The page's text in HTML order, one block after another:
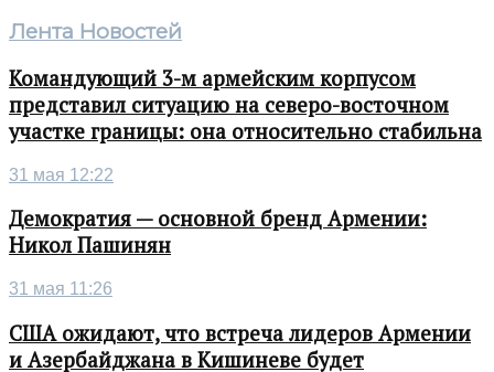
Лента Новостей
Командующий 3-м армейским корпусом
представил ситуацию на северо-восточном
участке границы: она относительно стабильна
31 мая 12:22
Демократия — основной бренд Армении:
Никол Пашинян
31 мая 11:26
США ожидают, что встреча лидеров Армении
и Азербайджана в Кишиневе будет